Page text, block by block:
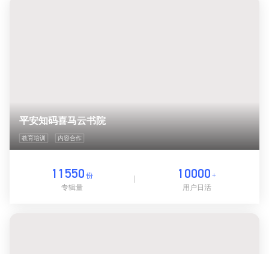
平安知码喜马云书院
教育培训 内容合作
11550 份
专辑量
10000 +
用户日活